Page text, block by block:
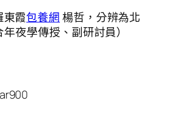
東霞包養網楊哲，分辨為北
年夜學傳授、副研討員）